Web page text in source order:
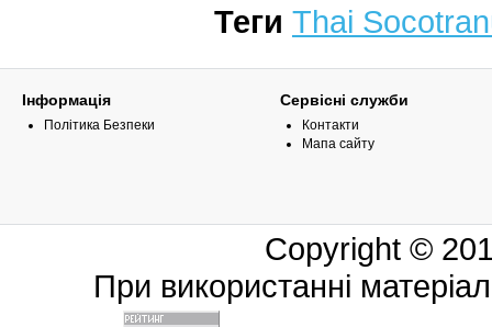
Теги Thai
Інформація
Політика Безпеки
Сервісні служби
Контакти
Мапа сайту
Copyright ©
При використанні